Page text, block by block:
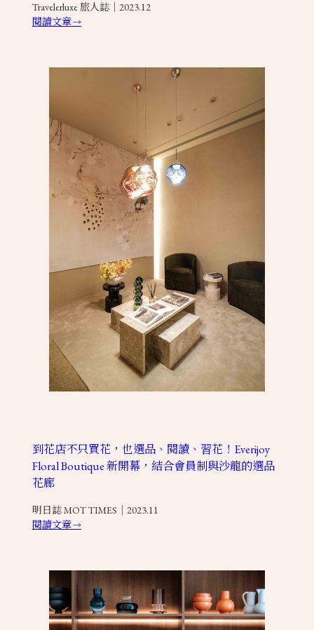
Travelerluxe 旅人誌｜2023.12
閱讀文章→
到花店不只買花，也選品、閱讀、習花！Everijoy
Floral Boutique 新開幕，結合會員制與沙龍的選品
花廊
明日誌 MOT TIMES｜2023.11
閱讀文章→